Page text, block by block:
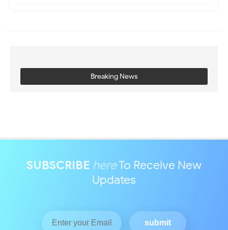
Breaking News
SUBSCRIBE hereTo Receive New
Updates